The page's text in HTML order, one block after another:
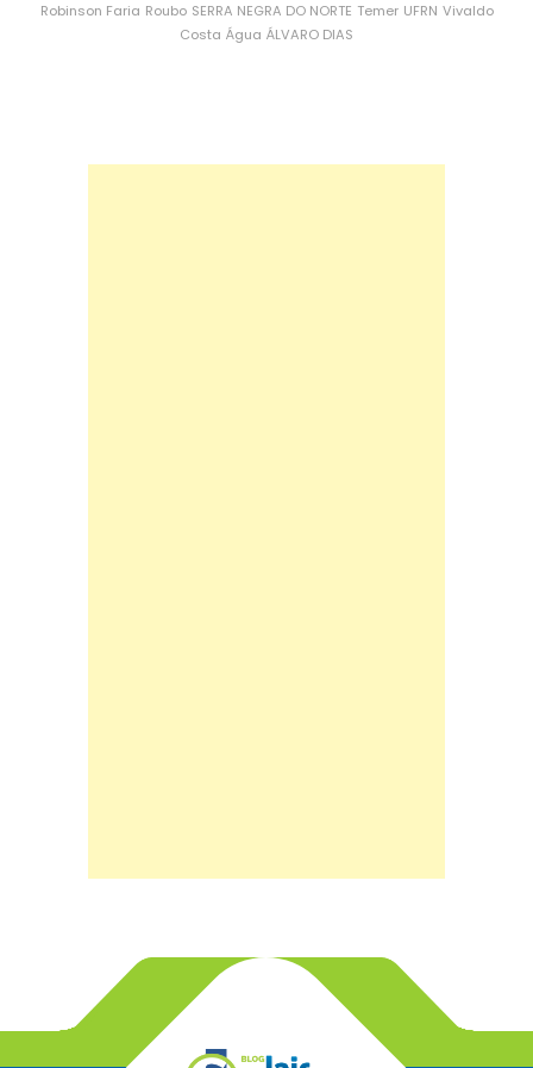
Robinson Faria Roubo SERRA NEGRA DO NORTE Temer UFRN Vivaldo
Costa Água ÁLVARO DIAS